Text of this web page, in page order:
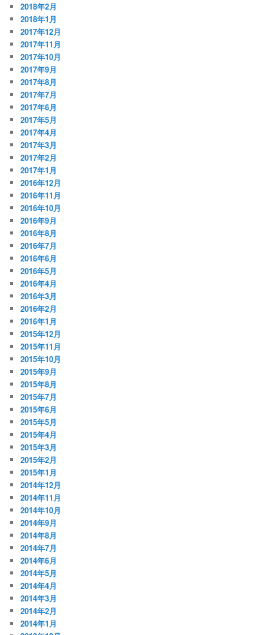
2018年2月
2018年1月
2017年12月
2017年11月
2017年10月
2017年9月
2017年8月
2017年7月
2017年6月
2017年5月
2017年4月
2017年3月
2017年2月
2017年1月
2016年12月
2016年11月
2016年10月
2016年9月
2016年8月
2016年7月
2016年6月
2016年5月
2016年4月
2016年3月
2016年2月
2016年1月
2015年12月
2015年11月
2015年10月
2015年9月
2015年8月
2015年7月
2015年6月
2015年5月
2015年4月
2015年3月
2015年2月
2015年1月
2014年12月
2014年11月
2014年10月
2014年9月
2014年8月
2014年7月
2014年6月
2014年5月
2014年4月
2014年3月
2014年2月
2014年1月